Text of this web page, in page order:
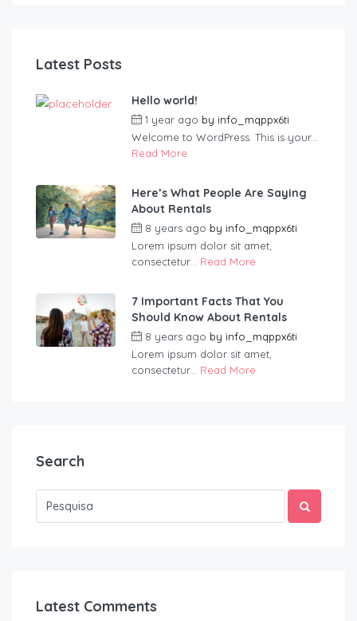
Latest Posts
Hello world!
1 year ago by info_mqppx6ti
Welcome to WordPress. This is your...
Read More
Here’s What People Are Saying
About Rentals
8 years ago by info_mqppx6ti
Lorem ipsum dolor sit amet,
consectetur... Read More
7 Important Facts That You
Should Know About Rentals
8 years ago by info_mqppx6ti
Lorem ipsum dolor sit amet,
consectetur... Read More
Search
Latest Comments